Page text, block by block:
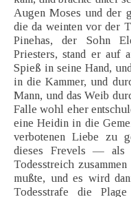
Augen Moses und der
die da weinten vor der
Pinehas, der Sohn
Priesters, stand er auf
Spieß in seine Hand,
in die Kammer, und
Mann, und das Weib
Falle wohl eher
eine Heidin in die
verbotenen Liebe zu
dieses Frevels —
Todesstreich
mußte, und es wird
Todesstrafe die